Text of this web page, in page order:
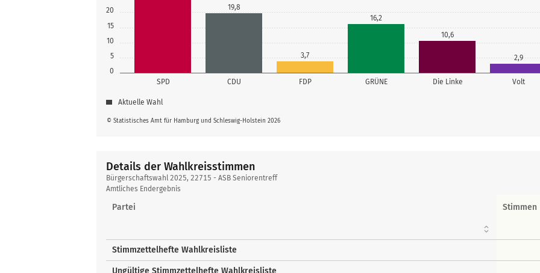
0
5
10
15
20
SPD CDU FDP GRÜNE Die Linke Volt
19,8
3,7
16,2
10,6
2,9
© Statistisches Amt für Hamburg und Schleswig-Holstein 2026
Aktuelle Wahl
Details der Wahlkreisstimmen
Details
der
Wahlkreisstimmen
Bürgerschaftswahl 2025, 22715 - ASB Seniorentreff
Amtliches Endergebnis
Partei Stimmen
Stimmzettelhefte Wahlkreisliste
Ungültige Stimmzettelhefte Wahlkreisliste